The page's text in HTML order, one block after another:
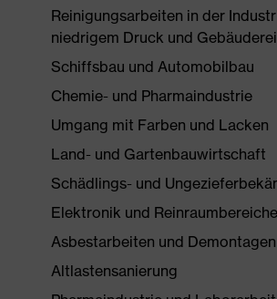
Reinigungsarbeiten in der
niedrigem Druck und
Schiffsbau und Automobilbau
Chemie- und Pharmaindustrie
Umgang mit Farben und Lacken
Land- und Gartenbauwirtschaft
Schädlings- und
Elektronik und Reinraumbereiche
Asbestarbeiten und Demontagen
Altlastensanierung